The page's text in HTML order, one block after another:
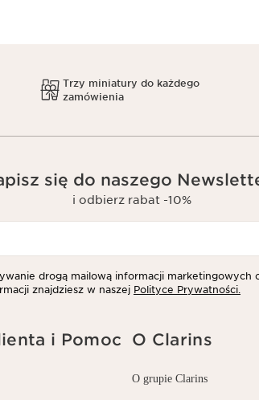
Trzy miniatury do każdego
zamówienia
się do naszego
i odbierz rabat -10%
drogą mailową informacji marketingowych
znajdziesz w naszej Polityce Prywatności.
i Pomoc O Clarins
O grupie Clarins